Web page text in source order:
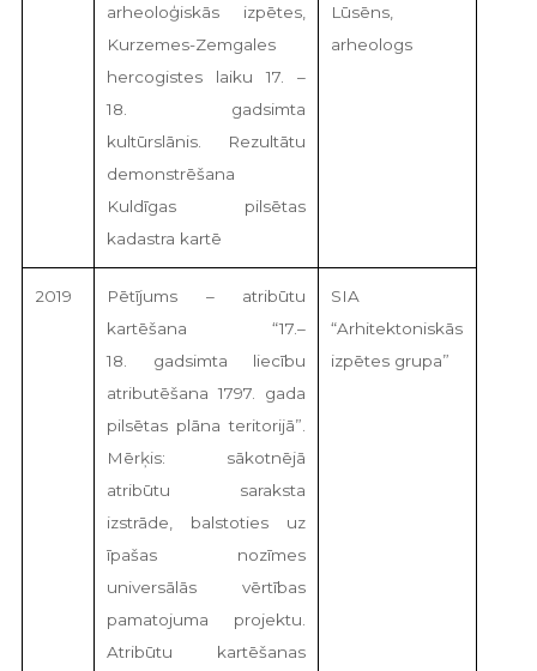
arheoloģiskās izpētes,
Kurzemes-Zemgales
hercogistes laiku 17. –
18. gadsimta
kultūrslānis. Rezultātu
demonstrēšana
Kuldīgas pilsētas
kadastra kartē
Lūsēns,
arheologs
2019
Pētījums – atribūtu
kartēšana “17.–
18. gadsimta liecību
atributēšana 1797. gada
pilsētas plāna teritorijā”.
Mērķis: sākotnējā
atribūtu saraksta
izstrāde, balstoties uz
īpašas nozīmes
universālās vērtības
pamatojuma projektu.
Atribūtu kartēšanas
SIA
“Arhitektoniskās
izpētes grupa”